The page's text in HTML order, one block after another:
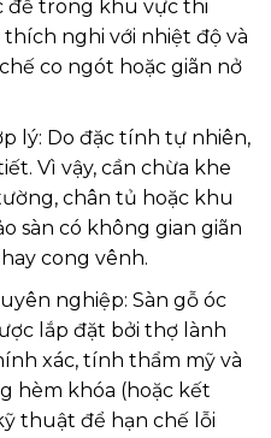
để trong khu vực thi
nghi với nhiệt độ và
co ngót hoặc giãn nở
lý: Do đặc tính tự nhiên,
Vì vậy, cần chừa khe
chân tủ hoặc khu
sàn có không gian giãn
cong vênh.
nghiệp: Sàn gỗ óc
lắp đặt bởi thợ lành
xác, tính thẩm mỹ và
hèm khóa (hoặc kết
thuật để hạn chế lỗi